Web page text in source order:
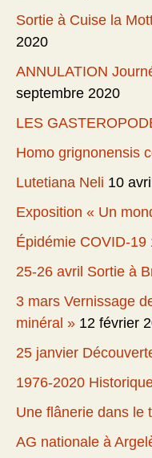
Sortie à Cuise la
2020
ANNULATION
septembre 2020
LES
Homo grignonensis
Lutetiana Neli 10
Exposition « Un
Épidémie COVID-19
25-26 avril Sortie à
3 mars Vernissage
minéral » 12 février
25 janvier
1976-2020
Une flânerie dans le
AG nationale à